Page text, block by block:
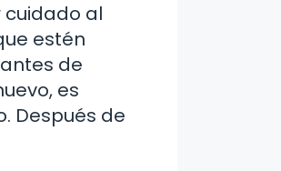
cuidado al
estén
de
es
Después de